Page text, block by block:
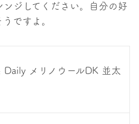
ジしてください。自分の好
ですよ。
Daily メリノウールDK 並太